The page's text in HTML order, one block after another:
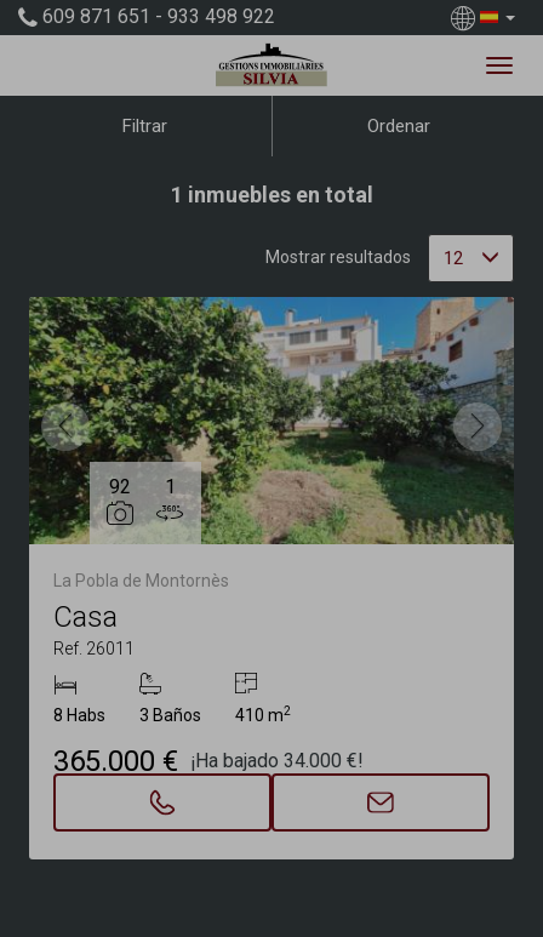
609 871 651 - 933 498 922
Filtrar Ordenar
1 inmuebles en total
Mostrar resultados 12
92 1
La Pobla de Montornès
Casa
Ref. 26011
8 Habs 3 Baños 410 m2
365.000 € ¡Ha bajado 34.000 €!